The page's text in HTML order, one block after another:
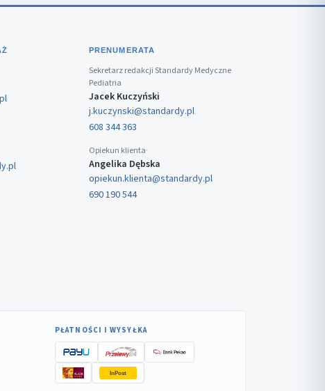
PRENUMERATA
Sekretarz redakcji Standardy Medyczne
Pediatria
Jacek Kuczyński
j.kuczynski@standardy.pl
608 344 363
Opiekun klienta
Angelika Dębska
opiekun.klienta@standardy.pl
690 190 544
PŁATNOŚCI I WYSYŁKA
InPost